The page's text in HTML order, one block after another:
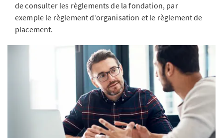
de consulter les règlements de la fondation, par
exemple le règlement d’organisation et le règlement de
placement.